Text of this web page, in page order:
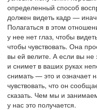
определенный способ
должен видеть кадр —
Полагаться в этом
у нее нет глаз, чтобы
чтобы чувствовать. Она
вы ей велите. А если вы не
и снимет в ваших руках
снимать — это и означает
чувствовать, что он
сказать. Чем мы и
у нас это получается.